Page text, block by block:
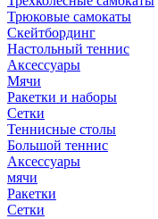
Трюковые самокаты
Скейтбординг
Настольный теннис
Аксессуары
Мячи
Ракетки и наборы
Сетки
Теннисные столы
Большой теннис
Аксессуары
мячи
Ракетки
Сетки